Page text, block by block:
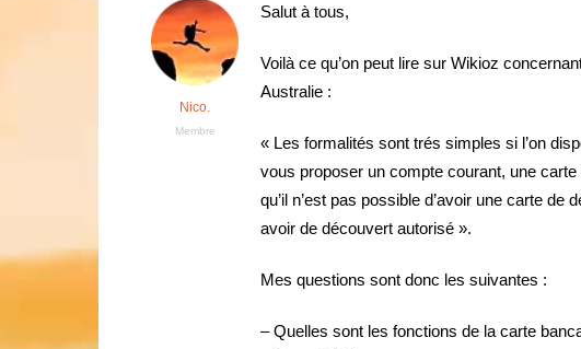
Nico.
Membre
Salut à tous,
Voilà ce qu’on peut lire sur Wikioz
Australie :
« Les formalités sont trés simples si l’on
vous proposer un compte courant, une
qu’il n’est pas possible d’avoir une carte
avoir de découvert autorisé ».
Mes questions sont donc les suivantes :
– Quelles sont les fonctions de la carte